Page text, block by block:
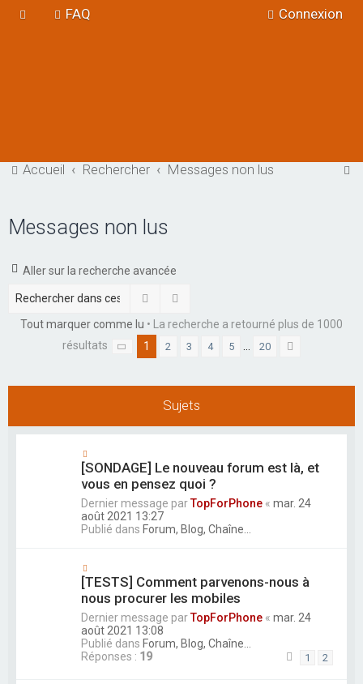
FAQ Connexion
Accueil Rechercher Messages non lus
Messages non lus
Aller sur la recherche avancée
Rechercher
Tout marquer comme lu • La recherche a retourné plus de 1000
résultats
Page sur 20
1 2 3 4 5 20
Sujets
[SONDAGE] Le nouveau forum est là, et
vous en pensez quoi ?
Dernier message parTopForPhone « mar. 24
août 2021 13:27
Publié dans Forum, Blog, Chaîne...
[TESTS] Comment parvenons-nous à
nous procurer les mobiles
Dernier message parTopForPhone « mar. 24
août 2021 13:08
Publié dans Forum, Blog, Chaîne...
Réponses : 19 1 2